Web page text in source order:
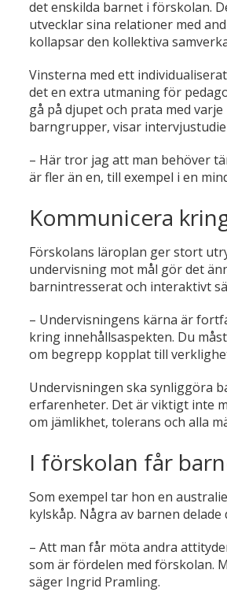
det enskilda barnet i förskolan.
utvecklar sina relationer med
kollapsar den kollektiva
Vinsterna med ett
det en extra utmaning för
gå på djupet och prata med
barngrupper, visar
– Här tror jag att man behöver
är fler än en, till exempel i en
Kommunicera
Förskolans läroplan ger stort
undervisning mot mål gör det
barnintresserat och interaktivt
– Undervisningens kärna är
kring innehållsaspekten. Du
om begrepp kopplat till
Undervisningen ska synliggöra
erfarenheter. Det är viktigt inte
om jämlikhet, tolerans och alla
I förskolan får
Som exempel tar hon en
kylskåp. Några av barnen
– Att man får möta andra
som är fördelen med förskolan.
säger Ingrid Pramling.